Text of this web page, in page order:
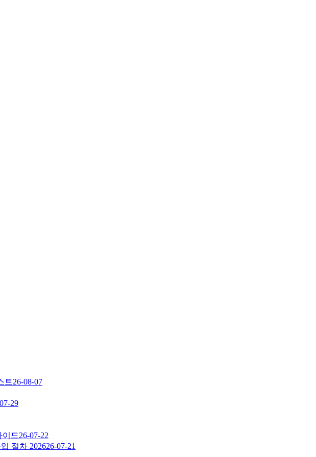
트26-08-07
29
이드26-07-22
절차 202626-07-21